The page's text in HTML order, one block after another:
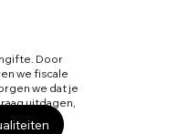
Door
we fiscale
we dat je
uitdagen,